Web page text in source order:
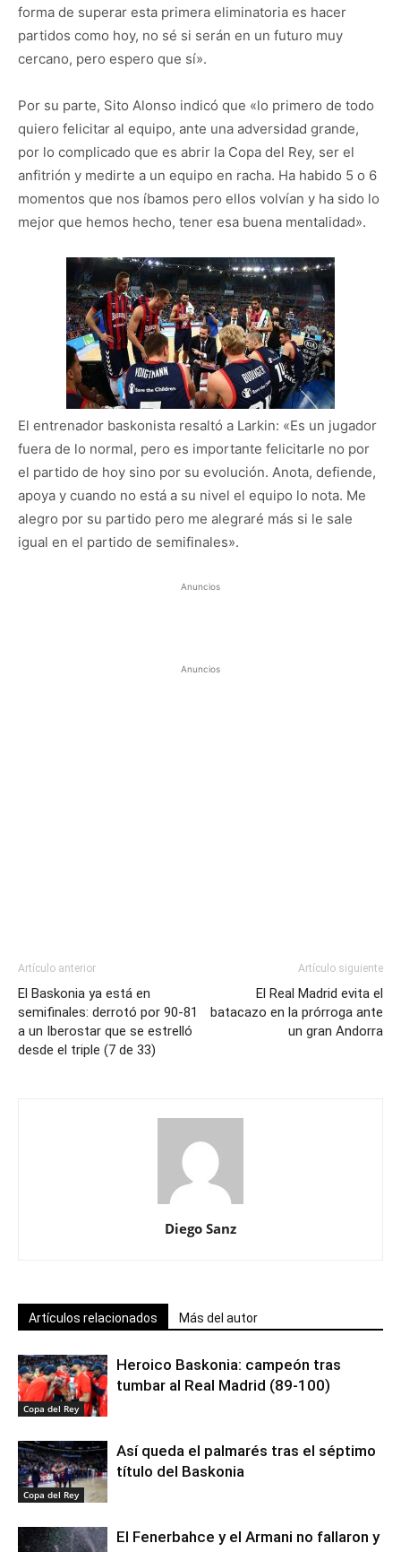
forma de superar esta primera eliminatoria es hacer
partidos como hoy, no sé si serán en un futuro muy
cercano, pero espero que sí».
Por su parte, Sito Alonso indicó que «lo primero de todo
quiero felicitar al equipo, ante una adversidad grande,
por lo complicado que es abrir la Copa del Rey, ser el
anfitrión y medirte a un equipo en racha. Ha habido 5 o 6
momentos que nos íbamos pero ellos volvían y ha sido lo
mejor que hemos hecho, tener esa buena mentalidad».
El entrenador baskonista resaltó a Larkin: «Es un jugador
fuera de lo normal, pero es importante felicitarle no por
el partido de hoy sino por su evolución. Anota, defiende,
apoya y cuando no está a su nivel el equipo lo nota. Me
alegro por su partido pero me alegraré más si le sale
igual en el partido de semifinales».
Anuncios
Anuncios
Artículo anterior
El Baskonia ya está en
semifinales: derrotó por 90-81
a un Iberostar que se estrelló
desde el triple (7 de 33)
Artículo siguiente
El Real Madrid evita el
batacazo en la prórroga ante
un gran Andorra
Diego Sanz
Artículos relacionados Más del autor
Copa del Rey
Heroico Baskonia: campeón tras
tumbar al Real Madrid (89-100)
Copa del Rey
Así queda el palmarés tras el séptimo
título del Baskonia
El Fenerbahce y el Armani no fallaron y